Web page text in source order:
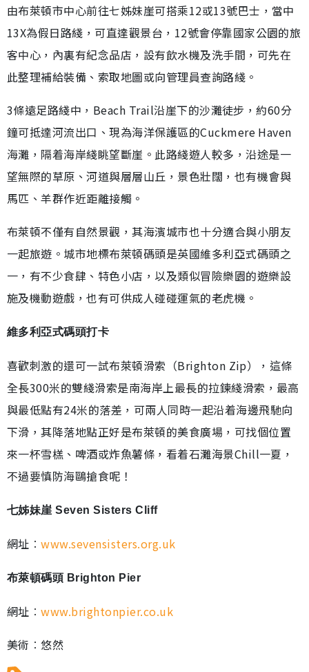
由布萊頓市中心前往七姊妹崖可搭乘12或13號巴士，當中
13X為假日路綫，可直達觀景台，12號會停靠國家公園的旅
客中心，內裏有紀念品店，設有飲水機及洗手間，可先在
此整理補給裝備、索取地圖或向管理員查詢路綫。
3條遠足路綫中，Beach Trail沿崖下的沙灘徒步，約60分
鐘可抵達河流出口、現為海洋保護區的Cuckmere Haven
海灘，隔着海岸綫眺望斷崖。此路綫遊人較多，沿途是一
望無際的草原、河道與層層山丘，景色壯闊，也有機會與
馬匹、羊群作近距離接觸。
布萊頓不僅有自然景觀，其海濱城市也十分適合與小朋友
一起旅遊。城市地標布萊頓碼頭是英國維多利亞式碼頭之
一，有不少食肆、特色小店，以及類似冒險樂園的遊樂設
施及機動遊戲，也有可供成人碰碰運氣的老虎機。
維多利亞式碼頭打卡
喜歡刺激的還可一試布萊頓滑索（Brighton Zip），這條
全長300米的雙綫滑索是南海岸上最長的拉鍊綫滑索，最高
與最低點有24米的落差，可兩人同時一起沿着海邊飛馳向
下滑，其降落地點正好是布萊頓的美食廣場，可找個位置
來一杯雪榚、啤酒或炸魚薯條，看着石灘海景Chill一夏，
不過要慎防海鷗搶食呢！
七姊妹崖 Seven Sisters Cliff
網址︰www.sevensisters.org.uk
布萊頓碼頭 Brighton Pier
網址︰www.brightonpier.co.uk
美術︰悠然